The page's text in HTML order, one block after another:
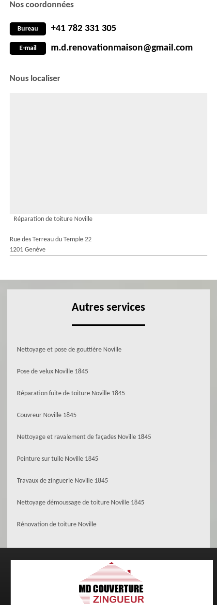
Nos coordonnées
Bureau +41 782 331 305
E-mail m.d.renovationmaison@gmail.com
Nous localiser
Réparation de toiture Noville
Rue des Terreau du Temple 22
1201 Genève
Autres services
Nettoyage et pose de gouttière Noville
Pose de velux Noville 1845
Réparation fuite de toiture Noville 1845
Couvreur Noville 1845
Nettoyage et ravalement de façades Noville 1845
Peinture sur tuile Noville 1845
Travaux de zinguerie Noville 1845
Nettoyage démoussage de toiture Noville 1845
Rénovation de toiture Noville